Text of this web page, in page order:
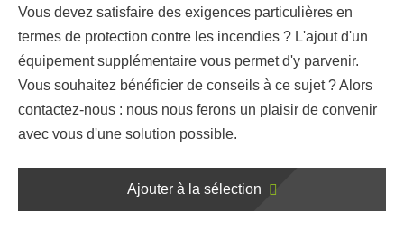
Vous devez satisfaire des exigences particulières en
termes de protection contre les incendies ? L'ajout d'un
équipement supplémentaire vous permet d'y parvenir.
Vous souhaitez bénéficier de conseils à ce sujet ? Alors
contactez-nous : nous nous ferons un plaisir de convenir
avec vous d'une solution possible.
Ajouter à la sélection